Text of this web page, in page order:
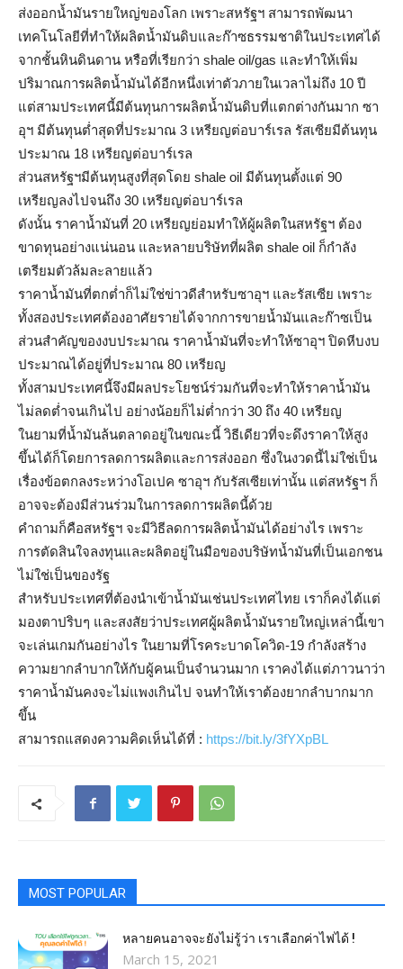
ส่งออกน้ำมันรายใหญ่ของโลก เพราะสหรัฐฯ สามารถพัฒนา
เทคโนโลยีที่ทำให้ผลิตน้ำมันดิบและก๊าซธรรมชาติในประเทศได้
จากชั้นหินดินดาน หรือที่เรียกว่า shale oil/gas และทำให้เพิ่ม
ปริมาณการผลิตน้ำมันได้อีกหนึ่งเท่าตัวภายในเวลาไม่ถึง 10 ปี
แต่สามประเทศนี้มีต้นทุนการผลิตน้ำมันดิบที่แตกต่างกันมาก ซา
อุฯ มีต้นทุนต่ำสุดที่ประมาณ 3 เหรียญต่อบาร์เรล รัสเซียมีต้นทุน
ประมาณ 18 เหรียญต่อบาร์เรล
ส่วนสหรัฐฯมีต้นทุนสูงที่สุดโดย shale oil มีต้นทุนตั้งแต่ 90
เหรียญลงไปจนถึง 30 เหรียญต่อบาร์เรล
ดังนั้น ราคาน้ำมันที่ 20 เหรียญย่อมทำให้ผู้ผลิตในสหรัฐฯ ต้อง
ขาดทุนอย่างแน่นอน และหลายบริษัทที่ผลิต shale oil ก็กำลัง
เตรียมตัวล้มละลายแล้ว
ราคาน้ำมันที่ตกต่ำก็ไม่ใช่ข่าวดีสำหรับซาอุฯ และรัสเซีย เพราะ
ทั้งสองประเทศต้องอาศัยรายได้จากการขายน้ำมันและก๊าซเป็น
ส่วนสำคัญของงบประมาณ ราคาน้ำมันที่จะทำให้ซาอุฯ ปิดหีบงบ
ประมาณได้อยู่ที่ประมาณ 80 เหรียญ
ทั้งสามประเทศนี้จึงมีผลประโยชน์ร่วมกันที่จะทำให้ราคาน้ำมัน
ไม่ลดต่ำจนเกินไป อย่างน้อยก็ไม่ต่ำกว่า 30 ถึง 40 เหรียญ
ในยามที่น้ำมันล้นตลาดอยู่ในขณะนี้ วิธีเดียวที่จะดึงราคาให้สูง
ขึ้นได้ก็โดยการลดการผลิตและการส่งออก ซึ่งในงวดนี้ไม่ใช่เป็น
เรื่องข้อตกลงระหว่างโอเปค ซาอุฯ กับรัสเซียเท่านั้น แต่สหรัฐฯ ก็
อาจจะต้องมีส่วนร่วมในการลดการผลิตนี้ด้วย
คำถามก็คือสหรัฐฯ จะมีวิธีลดการผลิตน้ำมันได้อย่างไร เพราะ
การตัดสินใจลงทุนและผลิตอยู่ในมือของบริษัทน้ำมันที่เป็นเอกชน
ไม่ใช่เป็นของรัฐ
สำหรับประเทศที่ต้องนำเข้าน้ำมันเช่นประเทศไทย เราก็คงได้แต่
มองตาปริบๆ และสงสัยว่าประเทศผู้ผลิตน้ำมันรายใหญ่เหล่านี้เขา
จะเล่นเกมกันอย่างไร ในยามที่โรคระบาดโควิด-19 กำลังสร้าง
ความยากลำบากให้กับผู้คนเป็นจำนวนมาก เราคงได้แต่ภาวนาว่า
ราคาน้ำมันคงจะไม่แพงเกินไป จนทำให้เราต้องยากลำบากมาก
ขึ้น
สามารถแสดงความคิดเห็นได้ที่ : https://bit.ly/3fYXpBL
MOST POPULAR
หลายคนอาจจะยังไม่รู้ว่า เราเลือกค่าไฟได้ !
March 15, 2021